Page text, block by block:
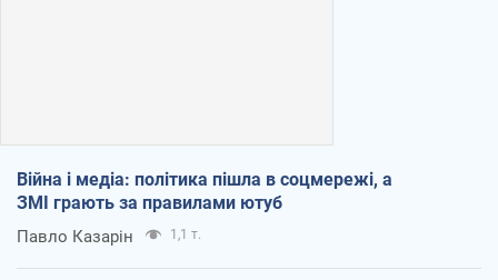
Війна і медіа: політика пішла в соцмережі, а
ЗМІ грають за правилами ютуб
Павло Казарін 1,1 т.